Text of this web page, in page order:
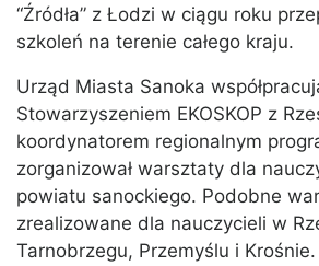
“Źródła” z Łodzi w ciągu roku
szkoleń na terenie całego kraju.
Urząd Miasta Sanoka
Stowarzyszeniem EKOSKOP z
koordynatorem regionalnym
zorganizował warsztaty dla
powiatu sanockiego. Podobne
zrealizowane dla nauczycieli w
Tarnobrzegu, Przemyślu i Krośnie.